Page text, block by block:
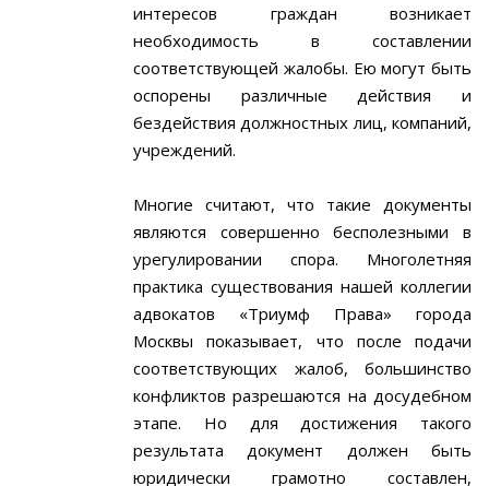
интересов граждан возникает
необходимость в составлении
соответствующей жалобы. Ею могут быть
оспорены различные действия и
бездействия должностных лиц, компаний,
учреждений.
Многие считают, что такие документы
являются совершенно бесполезными в
урегулировании спора. Многолетняя
практика существования нашей коллегии
адвокатов «Триумф Права» города
Москвы показывает, что после подачи
соответствующих жалоб, большинство
конфликтов разрешаются на досудебном
этапе. Но для достижения такого
результата документ должен быть
юридически грамотно составлен,